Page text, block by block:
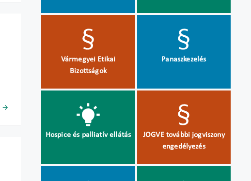
Vármegyei Etikai
Bizottságok
Panaszkezelés
Hospice és palliatív ellátás
JOGVE további jogviszony
engedélyezés